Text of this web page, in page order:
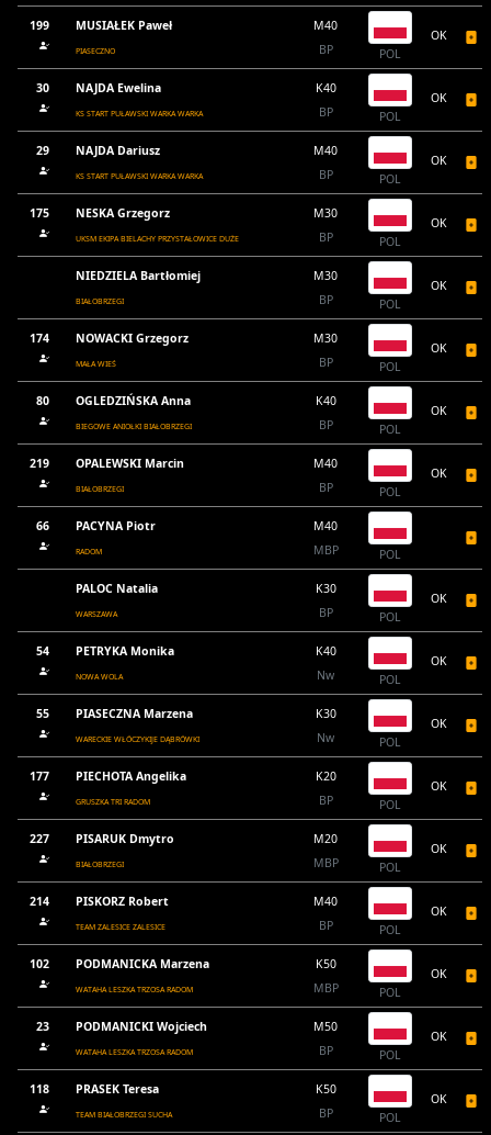
199 MUSIAŁEK Paweł
PIASECZNO
M40
BP
POL
OK
30 NAJDA Ewelina
KS START PUŁAWSKI WARKA WARKA
K40
BP
POL
OK
29 NAJDA Dariusz
KS START PUŁAWSKI WARKA WARKA
M40
BP
POL
OK
175 NESKA Grzegorz
UKSM EKIPA BIELACHY PRZYSTAŁOWICE DUŻE
M30
BP
POL
OK
NIEDZIELA Bartłomiej
BIAŁOBRZEGI
M30
BP
POL
OK
174 NOWACKI Grzegorz
MAŁA WIEŚ
M30
BP
POL
OK
80 OGLEDZIŃSKA Anna
BIEGOWE ANIOŁKI BIAŁOBRZEGI
K40
BP
POL
OK
219 OPALEWSKI Marcin
BIAŁOBRZEGI
M40
BP
POL
OK
66 PACYNA Piotr
RADOM
M40
MBP
POL
PALOC Natalia
WARSZAWA
K30
BP
POL
OK
54 PETRYKA Monika
NOWA WOLA
K40
Nw
POL
OK
55 PIASECZNA Marzena
WARECKIE WŁÓCZYKIJE DĄBRÓWKI
K30
Nw
POL
OK
177 PIECHOTA Angelika
GRUSZKA TRI RADOM
K20
BP
POL
OK
227 PISARUK Dmytro
BIAŁOBRZEGI
M20
MBP
POL
OK
214 PISKORZ Robert
TEAM ZALESICE ZALESICE
M40
BP
POL
OK
102 PODMANICKA Marzena
WATAHA LESZKA TRZOSA RADOM
K50
MBP
POL
OK
23 PODMANICKI Wojciech
WATAHA LESZKA TRZOSA RADOM
M50
BP
POL
OK
118 PRASEK Teresa
TEAM BIAŁOBRZEGI SUCHA
K50
BP
POL
OK